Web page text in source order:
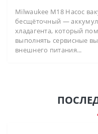
Milwaukee M18 Насос
бесщёточный —
хладагента, который
выполнять сервисные
внешнего питания...